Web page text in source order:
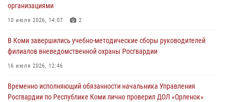
В Коми росгвардейцы информируют граждан об изменениях в
законодательстве в сфере оборота оружия и продолжают изымать
02 августа 2026, 06:17
В Койгородском районе местный житель обратился в Росгвардию
31 июля 2026, 10:55
организациями
10 июля 2026, 14:07 2
В Коми завершились учебно-методические сборы руководителей
филиалов вневедомственной охраны Росгвардии
16 июля 2026, 12:46
Временно исполняющий обязанности начальника Управления
Росгвардии по Республике Коми лично проверил ДОЛ «Орленок»